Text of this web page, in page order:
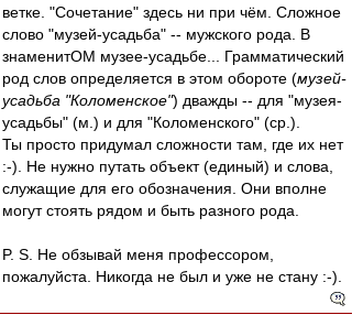
ветке. "Сочетание" здесь ни при чём. Сложное
слово "музей-усадьба" -- мужского рода. В
знаменитОМ музее-усадьбе... Грамматический
род слов определяется в этом обороте (музей-
усадьба "Коломенское") дважды -- для "музея-
усадьбы" (м.) и для "Коломенского" (ср.).
Ты просто придумал сложности там, где их нет
:-). Не нужно путать объект (единый) и слова,
служащие для его обозначения. Они вполне
могут стоять рядом и быть разного рода.
P. S. Не обзывай меня профессором,
пожалуйста. Никогда не был и уже не стану :-).